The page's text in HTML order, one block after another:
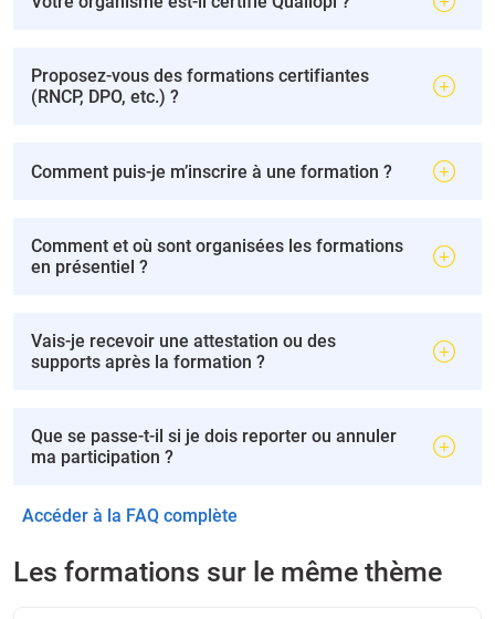
Proposez-vous des formations certifiantes
(RNCP, DPO, etc.) ?
Comment puis-je m’inscrire à une formation ?
Comment et où sont organisées les formations
en présentiel ?
Vais-je recevoir une attestation ou des
supports après la formation ?
Que se passe-t-il si je dois reporter ou annuler
ma participation ?
Accéder à la FAQ complète
Les formations sur le même thème